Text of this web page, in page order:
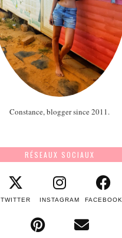
Constance, blogger since 2011.
RÉSEAUX SOCIAUX
TWITTER INSTAGRAM FACEBOOK